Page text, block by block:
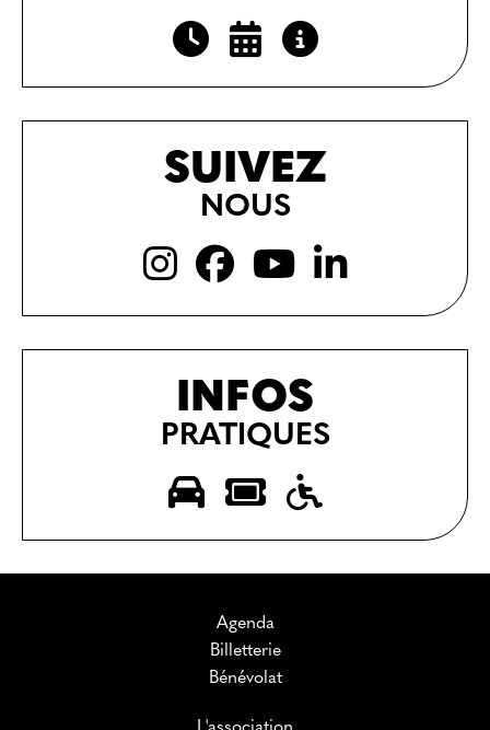
SUIVEZ
NOUS
INFOS
PRATIQUES
Agenda
Billetterie
Bénévolat